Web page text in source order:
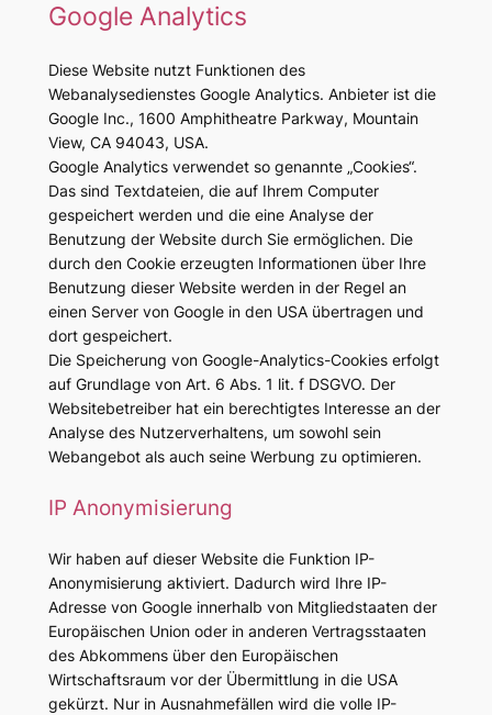
Google Analytics
Diese Website nutzt Funktionen des
Webanalysedienstes Google Analytics. Anbieter ist die
Google Inc., 1600 Amphitheatre Parkway, Mountain
View, CA 94043, USA.
Google Analytics verwendet so genannte „Cookies“.
Das sind Textdateien, die auf Ihrem Computer
gespeichert werden und die eine Analyse der
Benutzung der Website durch Sie ermöglichen. Die
durch den Cookie erzeugten Informationen über Ihre
Benutzung dieser Website werden in der Regel an
einen Server von Google in den USA übertragen und
dort gespeichert.
Die Speicherung von Google-Analytics-Cookies erfolgt
auf Grundlage von Art. 6 Abs. 1 lit. f DSGVO. Der
Websitebetreiber hat ein berechtigtes Interesse an der
Analyse des Nutzerverhaltens, um sowohl sein
Webangebot als auch seine Werbung zu optimieren.
IP Anonymisierung
Wir haben auf dieser Website die Funktion IP-
Anonymisierung aktiviert. Dadurch wird Ihre IP-
Adresse von Google innerhalb von Mitgliedstaaten der
Europäischen Union oder in anderen Vertragsstaaten
des Abkommens über den Europäischen
Wirtschaftsraum vor der Übermittlung in die USA
gekürzt. Nur in Ausnahmefällen wird die volle IP-